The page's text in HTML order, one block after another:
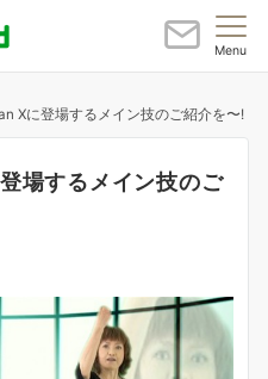
Menu
Xに登場するメイン技のご紹介を〜!
場するメイン技のご